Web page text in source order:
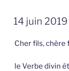
GEPLAATST
OP
14 juin 2019
Cher fils, chère
le Verbe divin